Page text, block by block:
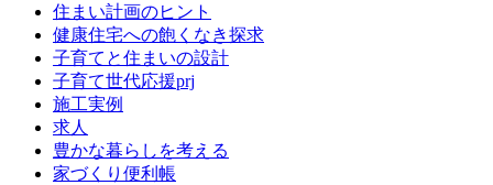
住まい計画のヒント
健康住宅への飽くなき探求
子育てと住まいの設計
子育て世代応援prj
施工実例
求人
豊かな暮らしを考える
家づくり便利帳